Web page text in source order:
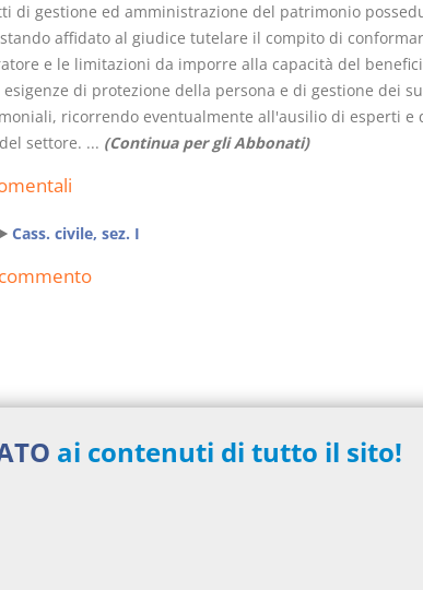
di gestione ed amministrazione del patrimonio
affidato al giudice tutelare il compito di
e le limitazioni da imporre alla capacità del
di protezione della persona e di gestione dei
ricorrendo eventualmente all'ausilio di esperti e
settore. ... (Continua per gli Abbonati)
Cass. civile, sez. I
ai contenuti di tutto il sito!